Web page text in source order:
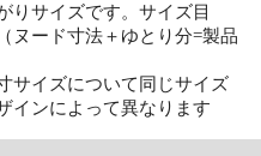
りサイズです。サイズ目
ヌード寸法＋ゆとり分=製品
サイズについて同じサイズ
インによって異なります